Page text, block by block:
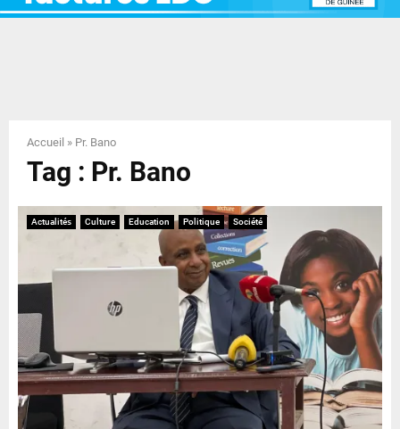
Y
N
U
Accueil » Pr. Bano
Tag : Pr. Bano
Actualités Culture Education Politique Société